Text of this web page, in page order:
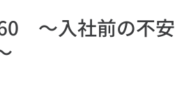
～入社前の不安